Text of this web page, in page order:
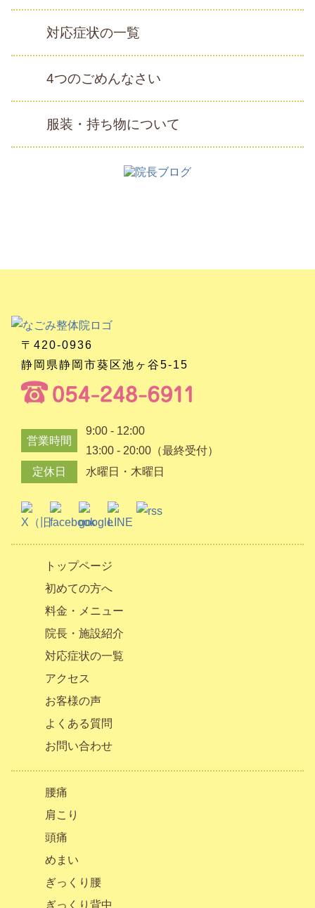
対応症状の一覧
4つのごめんなさい
服装・持ち物について
〒420-0936
静岡県静岡市葵区池ヶ谷5-15
営業時間
9:00 - 12:00
13:00 - 20:00（最終受付）
定休日
水曜日・木曜日
トップページ
初めての方へ
料金・メニュー
院長・施設紹介
対応症状の一覧
アクセス
お客様の声
よくある質問
お問い合わせ
腰痛
肩こり
頭痛
めまい
ぎっくり腰
ぎっくり背中